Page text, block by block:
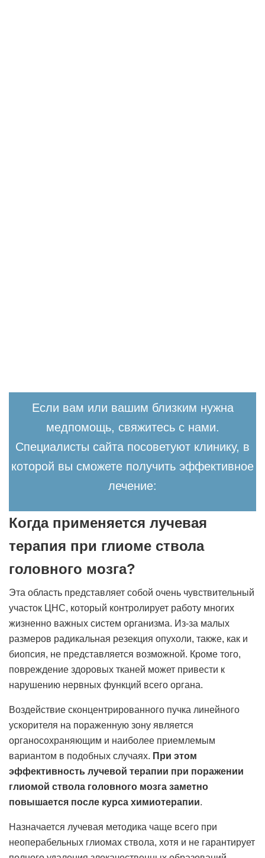
Если вам или вашим близким нужна
медпомощь, свяжитесь с нами.
Специалисты сайта посоветуют клинику, в
которой вы сможете получить эффективное
лечение:
Когда применяется лучевая
терапия при глиоме ствола
головного мозга?
Эта область представляет собой очень чувствительный
участок ЦНС, который контролирует работу многих
жизненно важных систем организма. Из-за малых
размеров радикальная резекция опухоли, также, как и
биопсия, не представляется возможной. Кроме того,
повреждение здоровых тканей может привести к
нарушению нервных функций всего органа.
Воздействие сконцентрированного пучка линейного
ускорителя на пораженную зону является
органосохраняющим и наиболее приемлемым
вариантом в подобных случаях. При этом
эффективность лучевой терапии при поражении
глиомой ствола головного мозга заметно
повышается после курса химиотерапии.
Назначается лучевая методика чаще всего при
неоперабельных глиомах ствола, хотя и не гарантирует